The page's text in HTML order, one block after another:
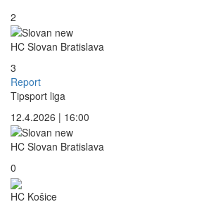
2
HC Slovan Bratislava
3
Report
Tipsport liga
12.4.2026 | 16:00
HC Slovan Bratislava
0
HC Košice